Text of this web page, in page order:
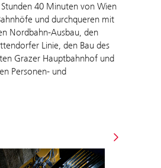
40 Minuten von Wien
und durchqueren mit
Nordbahn-Ausbau, den
Linie, den Bau des
Grazer Hauptbahnhof und
Personen- und